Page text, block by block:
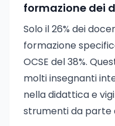
formazione dei
Solo il 26% dei
formazione
OCSE del 38%.
molti insegnanti
nella didattica e
strumenti da parte